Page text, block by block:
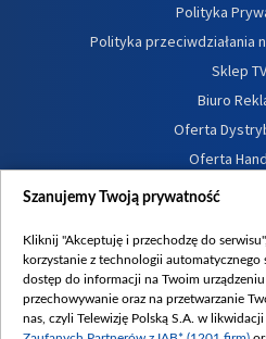
Polityka
Polityka przeciwdziałania
Sklep
Biuro
Oferta
Oferta
Procedura
Szanujemy Twoją prywatność
Kliknij "Akceptuję i przechodzę do
korzystanie z technologii automatycznego
dostęp do informacji na Twoim
przechowywanie oraz na przetwarzanie
nas, czyli Telewizję Polską S.A. w likwidacji